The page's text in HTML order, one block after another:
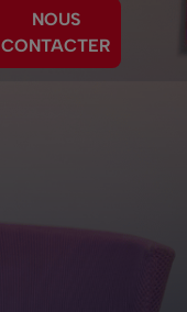
NOUS
CONTACTER